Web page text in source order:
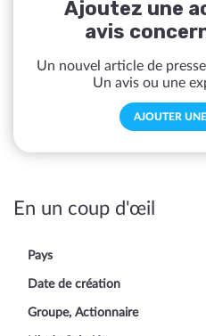
Ajoutez une
avis
Un nouvel article de
Un avis ou une
AJOUTER
En un coup d'œil
Pays
Date de création
Groupe, Actionnaire